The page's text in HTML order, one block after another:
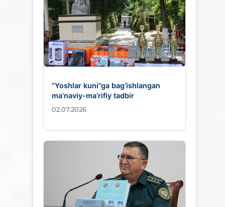
“Yoshlar kuni”ga bag‘ishlangan
ma’naviy-ma’rifiy tadbir
02.07.2026